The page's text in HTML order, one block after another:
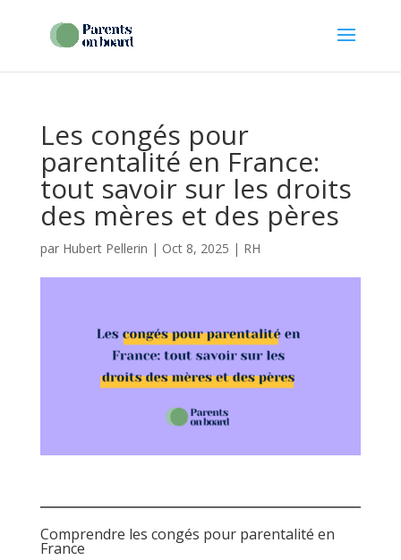
Les congés pour
parentalité en France:
tout savoir sur les droits
des mères et des pères
par Hubert Pellerin | Oct 8, 2025 | RH
Comprendre les congés pour parentalité en
France